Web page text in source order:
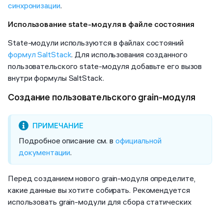
синхронизации.
Использование state-модуля в файле состояния
State-модули используются в файлах состояний
формул SaltStack. Для использования созданного
пользовательского state-модуля добавьте его вызов
внутри формулы SaltStack.
Cоздание пользовательского grain-модуля
Подробное описание см. в официальной
документации.
Перед созданием нового grain-модуля определите,
какие данные вы хотите собирать. Рекомендуется
использовать grain-модули для сбора статических